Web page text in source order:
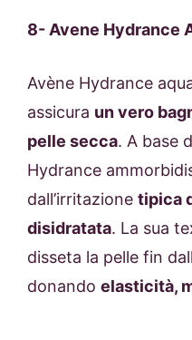
8- Avene Hydrance
Avène Hydrance
assicura un vero
pelle secca. A base
Hydrance
dall’irritazione tipica
disidratata. La sua
disseta la pelle fin
donando elasticità,